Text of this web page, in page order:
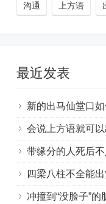
沟通 上方语
最近发表
新的出马仙堂口
会说上方语就可
带缘分的人死后不
四梁八柱不全能
冲撞到“没脸子”的脏东西